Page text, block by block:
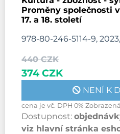
Proměny společnosti
17. a 18. století
978-80-246-5114-9,
440 CZK
374 CZK
NENÍ K
cena je vč. DPH 0%
Dostupnost:
viz hlavní stránka